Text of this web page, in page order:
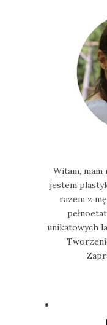
Witam, mam
jestem
razem z
unikatowych